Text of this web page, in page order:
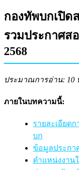
กองทัพบกเปิด
รวมประกาศส
2568
ประมาณการอ่าน: 10
ภายในบทความนี้:
รายละเอียด
บก
ข้อมูลประกา
ตำแหน่งงาน